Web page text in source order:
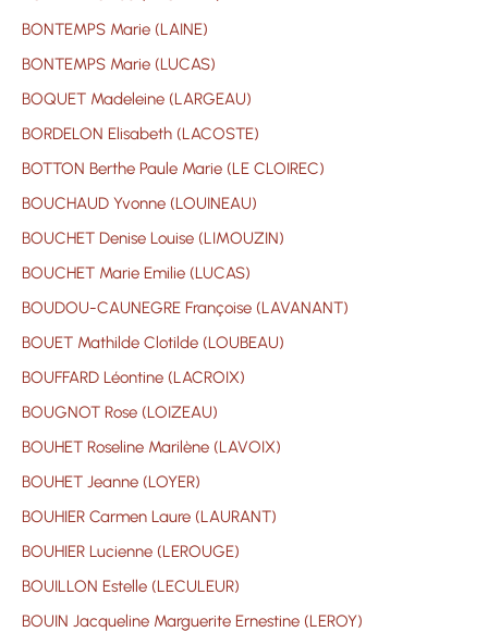
BONTEMPS Marie (LAINE)
BONTEMPS Marie (LUCAS)
BOQUET Madeleine (LARGEAU)
BORDELON Elisabeth (LACOSTE)
BOTTON Berthe Paule Marie (LE CLOIREC)
BOUCHAUD Yvonne (LOUINEAU)
BOUCHET Denise Louise (LIMOUZIN)
BOUCHET Marie Emilie (LUCAS)
BOUDOU-CAUNEGRE Françoise (LAVANANT)
BOUET Mathilde Clotilde (LOUBEAU)
BOUFFARD Léontine (LACROIX)
BOUGNOT Rose (LOIZEAU)
BOUHET Roseline Marilène (LAVOIX)
BOUHET Jeanne (LOYER)
BOUHIER Carmen Laure (LAURANT)
BOUHIER Lucienne (LEROUGE)
BOUILLON Estelle (LECULEUR)
BOUIN Jacqueline Marguerite Ernestine (LEROY)